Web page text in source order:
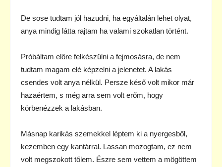
De sose tudtam jól hazudni, ha egyáltalán lehet olyat,
anya mindig látta rajtam ha valami szokatlan történt.
Próbáltam előre felkészülni a fejmosásra, de nem
tudtam magam elé képzelni a jelenetet. A lakás
csendes volt anya nélkül. Persze késő volt mikor már
hazaértem, s még arra sem volt erőm, hogy
körbenézzek a lakásban.
Másnap karikás szemekkel léptem ki a nyergesből,
kezemben egy kantárral. Lassan mozogtam, ez nem
volt megszokott tőlem. Észre sem vettem a mögöttem